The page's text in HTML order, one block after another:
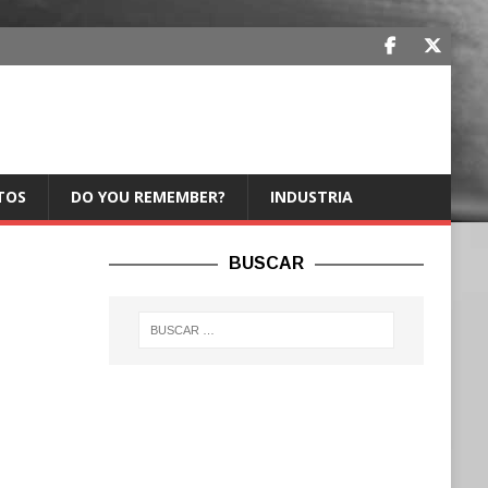
DO YOU REMEMBER? INDUSTRIA
BUSCAR